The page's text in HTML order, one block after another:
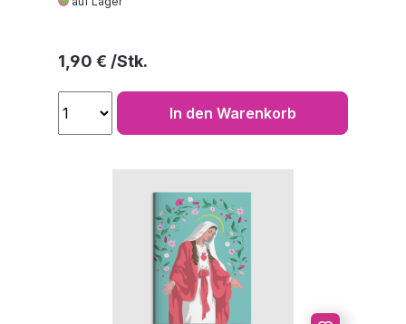
Regulärer Preis:
1,90 €
In den Warenkorb